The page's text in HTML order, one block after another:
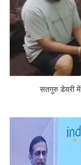
सतगुरु डेयरी में